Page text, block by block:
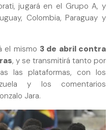
jugará en el Grupo A, y
Colombia, Paraguay y
el mismo 3 de abril contra
, y se transmitirá tanto por
las plataformas, con los
y los comentarios
Jara.